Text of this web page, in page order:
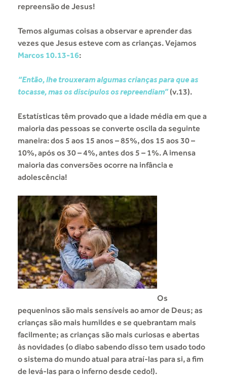
repreensão de Jesus!
Temos algumas coisas a observar e aprender das
vezes que Jesus esteve com as crianças. Vejamos
Marcos 10.13-16:
“Então, lhe trouxeram algumas crianças para que as
tocasse, mas os discípulos os repreendiam”(v.13).
Estatísticas têm provado que a idade média em que a
maioria das pessoas se converte oscila da seguinte
maneira: dos 5 aos 15 anos – 85%, dos 15 aos 30 –
10%, após os 30 – 4%, antes dos 5 – 1%. A imensa
maioria das conversões ocorre na infância e
adolescência!
Os
pequeninos são mais sensíveis ao amor de Deus; as
crianças são mais humildes e se quebrantam mais
facilmente; as crianças são mais curiosas e abertas
às novidades (o diabo sabendo disso tem usado todo
o sistema do mundo atual para atraí-las para si, a fim
de levá-las para o inferno desde cedo!).